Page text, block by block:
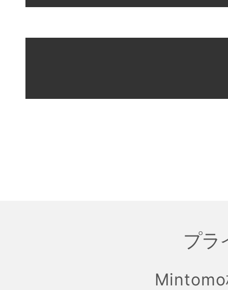
プラ